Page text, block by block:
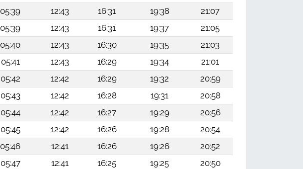
05:39 12:43 16:31 19:38
21:07
05:39 12:43 16:31 19:37
21:05
05:40 12:43 16:30 19:35
21:03
05:41 12:43 16:29 19:34
21:01
05:42 12:42 16:29 19:32
20:59
05:43 12:42 16:28 19:31
20:58
05:44 12:42 16:27 19:29
20:56
05:45 12:42 16:26 19:28
20:54
05:46 12:41 16:26 19:26
20:52
05:47 12:41 16:25 19:25 20:50